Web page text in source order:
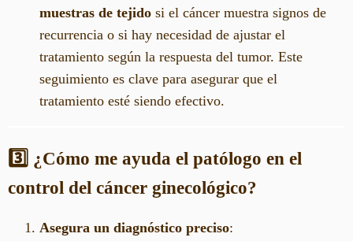
muestras de tejido si el cáncer muestra signos de
recurrencia o si hay necesidad de ajustar el
tratamiento según la respuesta del tumor. Este
seguimiento es clave para asegurar que el
tratamiento esté siendo efectivo.
3️⃣ ¿Cómo me ayuda el patólogo en el
control del cáncer ginecológico?
Asegura un diagnóstico preciso: